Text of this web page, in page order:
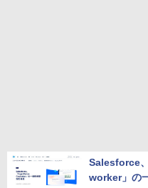
Salesforce
worker」の